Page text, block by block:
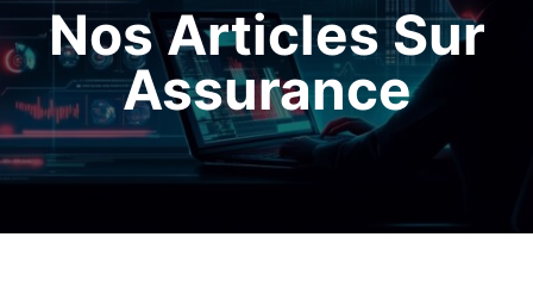
Nos Articles Sur
Assurance